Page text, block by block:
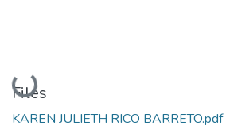
Loading...
Files
KAREN JULIETH RICO BARRETO.pdf